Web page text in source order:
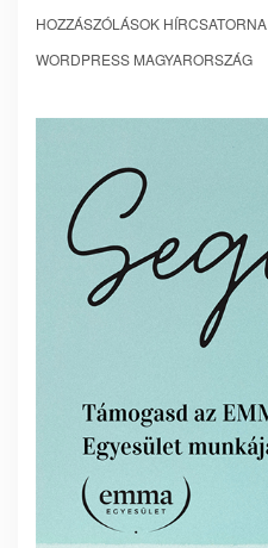
HOZZÁSZÓLÁSOK HÍRCSATORNA
WORDPRESS MAGYARORSZÁG